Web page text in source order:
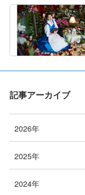
記事アーカイブ
2026年
2025年
2024年